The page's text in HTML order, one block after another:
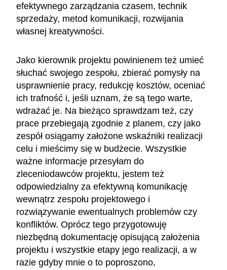
efektywnego zarządzania czasem, technik
sprzedaży, metod komunikacji, rozwijania
własnej kreatywności.
Jako kierownik projektu powinienem też umieć
słuchać swojego zespołu, zbierać pomysły na
usprawnienie pracy, redukcję kosztów, oceniać
ich trafność i, jeśli uznam, że są tego warte,
wdrażać je. Na bieżąco sprawdzam też, czy
prace przebiegają zgodnie z planem, czy jako
zespół osiągamy założone wskaźniki realizacji
celu i mieścimy się w budżecie. Wszystkie
ważne informacje przesyłam do
zleceniodawców projektu, jestem też
odpowiedzialny za efektywną komunikację
wewnątrz zespołu projektowego i
rozwiązywanie ewentualnych problemów czy
konfliktów. Oprócz tego przygotowuję
niezbędną dokumentację opisującą założenia
projektu i wszystkie etapy jego realizacji, a w
razie gdyby mnie o to poproszono,